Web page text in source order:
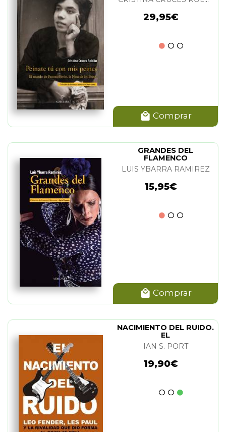
29,95€
Comprar
GRANDES DEL
FLAMENCO
LUIS YBARRA RAMIREZ
15,95€
Comprar
NACIMIENTO DEL RUIDO.
EL
IAN S. PORT
19,90€